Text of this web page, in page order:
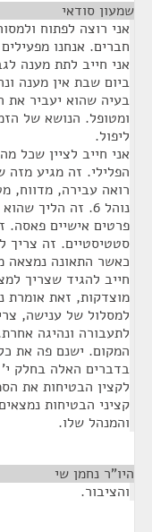
שמעון סודאי
ביום שבת אין מענה
בעיה שהוא יעביר את
ומטופל. הנושא של
ליפול.
הפלילי. זה מגיע
רואה עבירה, מדווח,
נוהל 6. זה הליך
פרטים אישיים פאסה.
סטטיסטיים. זה צריך
כאשר התאונה נמצאה
חייב להגיד שצריך
מוצדקות, זאת
למסלול של ענישה,
לתעבורה ונהיגה
המקום. ישנם פה את כל
בדברים האלה בחלק
לקצין הבטיחות את
קציני הבטיחות
והמנהל שלו.
היו"ר נחמן שי
והציבור.